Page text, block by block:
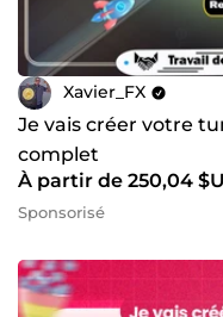
Xavier_FX
Je vais créer votre
complet
À partir de 250,04
Sponsorisé